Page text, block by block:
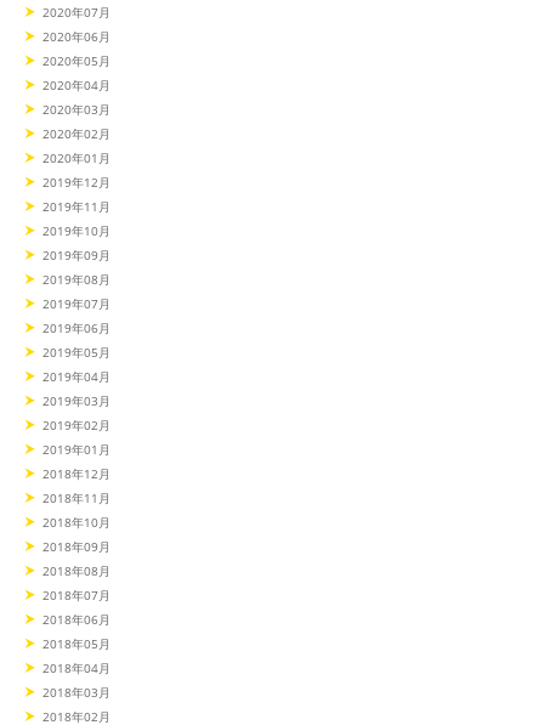
2020年07月
2020年06月
2020年05月
2020年04月
2020年03月
2020年02月
2020年01月
2019年12月
2019年11月
2019年10月
2019年09月
2019年08月
2019年07月
2019年06月
2019年05月
2019年04月
2019年03月
2019年02月
2019年01月
2018年12月
2018年11月
2018年10月
2018年09月
2018年08月
2018年07月
2018年06月
2018年05月
2018年04月
2018年03月
2018年02月